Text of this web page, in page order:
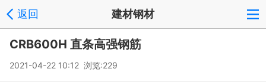
返回 建材钢材
CRB600H 直条高强钢筋
2021-04-22 10:12 浏览:229